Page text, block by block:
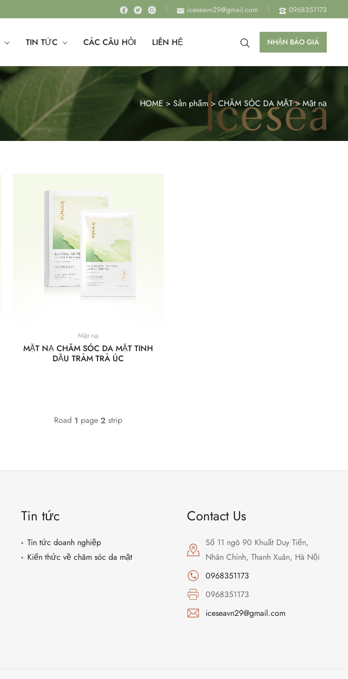
iceseavn29@gmail.com 0968351173
TIN TỨC CÁC CÂU HỎI LIÊN HỆ NHẬN BÁO GIÁ
HOME > Sản phẩm > CHĂM SÓC DA MẶT>Mặt nạ
Mặt nạ
MẶT NẠ CHĂM SÓC DA MẶT TINH
DẦU TRÀM TRÀ ÚC
Road 1 page 2 strip
Tin tức
Tin tức doanh nghiệp
Kiến thức về chăm sóc da mặt
Contact Us
Số 11 ngõ 90 Khuất Duy Tiến,
Nhân Chính, Thanh Xuân, Hà Nội
0968351173
0968351173
iceseavn29@gmail.com